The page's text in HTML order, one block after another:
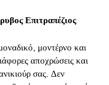
Επιτραπέζιος
μοντέρνο και
αποχρώσεις και
σας. Δεν